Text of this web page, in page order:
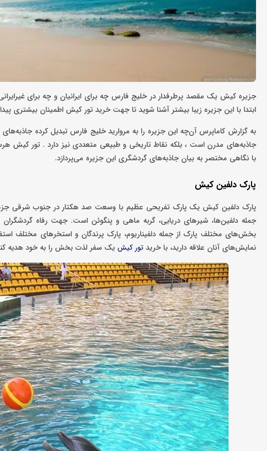
جزیره کیش یک مقصد پرطرفدار در خلیج فارس چه برای ایرانیان و چه برای
ابتدا با این جزیره زیبا بیشتر آشنا شوید تا جهت خرید تور کیش اطمینان بیشتری
به گزارش کاماپرس آن‌چه این جزیره را به مروارید خلیج فارس تبدیل کرده
جاذبه‌های مدرن است ، بلکه نقاط تاریخی و طبیعی متعددی نیز دارد . تور کیش
با نگاهی مختصر به بیان جاذبه‌های گردشگری این جزیره می‌پردازد.
پارک دلفین کیش
جمله دلفین‌ها، شیرهای دریایی، گربه ماهی و پنگوئن است. جهت رفاه گردشگران
بخش‌های مختلف پارک از جمله دلفیناریوم، پارک پرندگان و استخرهای مختلف
نمایش‌های آنان علاقه دارید، با خرید تور کیش یک سفر لذت بخش را به خود هدیه